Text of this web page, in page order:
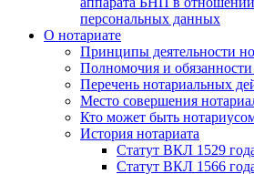
персональных данных
О нотариате
Принципы деятельности
Полномочия и обязанности
Перечень нотариальных
Место совершения
Кто может быть
История нотариата
Статут ВКЛ 1529
Статут ВКЛ 1566